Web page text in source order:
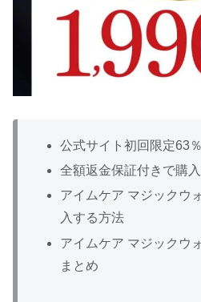
公式サイト初回限定63
全額返金保証付きで購
アイムケア マジックウ
入する方法
アイムケア マジックウ
まとめ